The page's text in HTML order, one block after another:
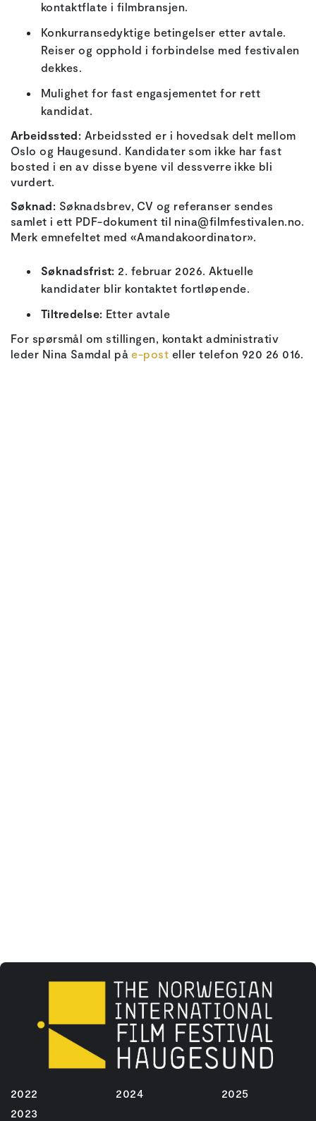
kontaktflate i filmbransjen.
Konkurransedyktige betingelser etter avtale.
Reiser og opphold i forbindelse med festivalen
dekkes.
Mulighet for fast engasjementet for rett
kandidat.
Arbeidssted: Arbeidssted er i hovedsak delt mellom
Oslo og Haugesund. Kandidater som ikke har fast
bosted i en av disse byene vil dessverre ikke bli
vurdert.
Søknad: Søknadsbrev, CV og referanser sendes
samlet i ett PDF-dokument til nina@filmfestivalen.no.
Merk emnefeltet med «Amandakoordinator».
Søknadsfrist: 2. februar 2026. Aktuelle
kandidater blir kontaktet fortløpende.
Tiltredelse: Etter avtale
For spørsmål om stillingen, kontakt administrativ
leder Nina Samdal påe-post eller telefon 920 26 016.
2022
2023
2024 2025